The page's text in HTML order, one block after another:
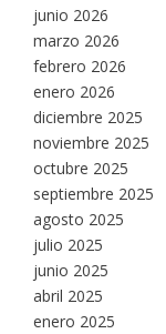
junio 2026
marzo 2026
febrero 2026
enero 2026
diciembre 2025
noviembre 2025
octubre 2025
septiembre 2025
agosto 2025
julio 2025
junio 2025
abril 2025
enero 2025